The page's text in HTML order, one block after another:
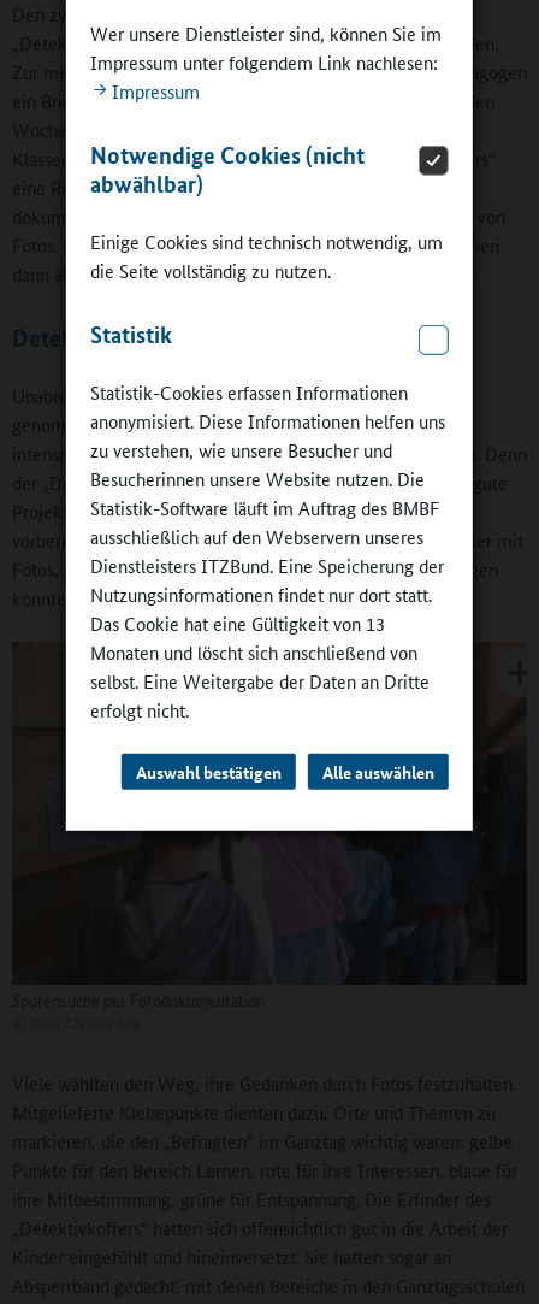
Wer unsere Dienstleister sind, können Sie im
Impressum unter folgendem Link nachlesen:
Impressum
Notwendige Cookies (nicht
abwählbar)
Einige Cookies sind technisch notwendig, um
die Seite vollständig zu nutzen.
Statistik
Statistik-Cookies erfassen Informationen
anonymisiert. Diese Informationen helfen uns
zu verstehen, wie unsere Besucher und
Besucherinnen unsere Website nutzen. Die
Statistik-Software läuft im Auftrag des BMBF
ausschließlich auf den Webservern unseres
Dienstleisters ITZBund. Eine Speicherung der
Nutzungsinformationen findet nur dort statt.
Das Cookie hat eine Gültigkeit von 13
Monaten und löscht sich anschließend von
selbst. Eine Weitergabe der Daten an Dritte
erfolgt nicht.
Auswahl bestätigen Alle auswählen
Den zwölf teilnehmenden Schulen waren zuvor jeweils ein
„Detektivkoffer“ mit Anregungsmaterial bereitgestellt worden.
Zur methodischen Arbeit hatten die Pädagoginnen und Pädagogen
ein Briefing durch die Serviceagentur Ganztag erhalten. In den
Wochen vor dem Kongress führten die Kinder der 3. und 4.
Klassen an ihren Grundschulen mit Hilfe des „Detektivkoffers“
eine Recherche zu ihrer Ganztagsschule vor Ort durch und
dokumentierten die Ergebnisse, insbesondere auch in Form von
Fotos. Acht Schülerinnen und Schüler aus jeder Schule nahmen
dann als Botschafterinnen und Botschafter am Kongress teil.
Detektive auf Spurensuche
Unabhängig von der Erfahrung, mit ihren Anregungen ernst
genommen zu werden, stellte die Vorbereitungsphase eine
intensive Beschäftigung mit der eigenen Ganztagsschule dar. Denn
der „Detektivkoffer“ ermöglichte vieles von dem, was eine gute
Projektwoche und -arbeit ausmacht – angefangen vom
vorbereiteten Detektivbuch, das die Schülerinnen und Schüler mit
Fotos, Zeichnungen, Ergänzungen und Fragen vervollständigen
konnten.
Viele wählten den Weg, ihre Gedanken durch Fotos festzuhalten.
Mitgelieferte Klebepunkte dienten dazu, Orte und Themen zu
markieren, die den „Befragten“ im Ganztag wichtig waren: gelbe
Punkte für den Bereich Lernen, rote für ihre Interessen, blaue für
ihre Mitbestimmung, grüne für Entspannung. Die Erfinder des
„Detektivkoffers“ hatten sich offensichtlich gut in die Arbeit der
Kinder eingefühlt und hineinversetzt. Sie hatten sogar an
Absperrband gedacht, mit denen Bereiche in den Ganztagsschulen